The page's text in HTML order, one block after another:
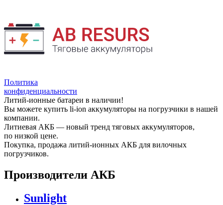
Политика
конфиденциальности
Литий-ионные батареи в наличии!
Вы можете купить li-ion аккумуляторы на погрузчики в нашей
компании.
Литиевая АКБ — новый тренд тяговых аккумуляторов,
по низкой цене.
Покупка, продажа литий-ионных АКБ для вилочных
погрузчиков.
Производители АКБ
Sunlight